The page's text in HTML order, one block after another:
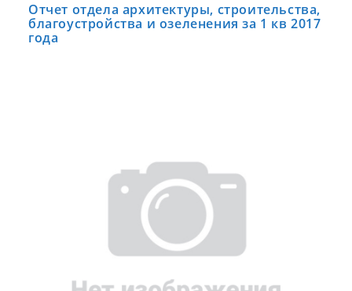
Отчет отдела архитектуры, строительства,
благоустройства и озеленения за 1 кв 2017
года